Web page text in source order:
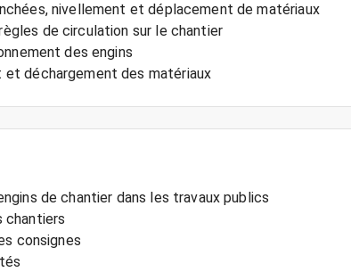
nivellement et déplacement de matériaux
de circulation sur le chantier
des engins
déchargement des matériaux
de chantier dans les travaux publics
chantiers
consignes